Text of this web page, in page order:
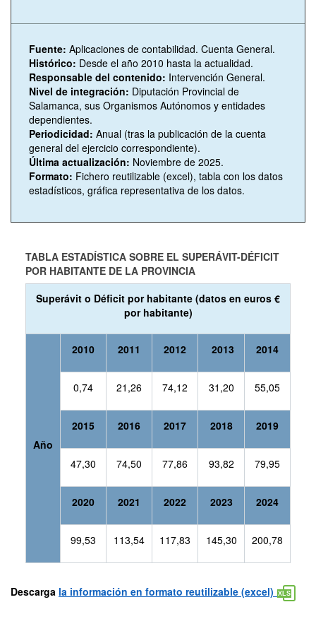
Fuente: Aplicaciones de contabilidad. Cuenta General.
Histórico: Desde el año 2010 hasta la actualidad.
Responsable del contenido: Intervención General.
Nivel de integración: Diputación Provincial de
Salamanca, sus Organismos Autónomos y entidades
dependientes.
Periodicidad: Anual (tras la publicación de la cuenta
general del ejercicio correspondiente).
Última actualización: Noviembre de 2025.
Formato: Fichero reutilizable (excel), tabla con los datos
estadísticos, gráfica representativa de los datos.
TABLA ESTADÍSTICA SOBRE EL SUPERÁVIT-DÉFICIT
POR HABITANTE DE LA PROVINCIA
Superávit o Déficit por habitante (datos en euros €
por habitante)
Año
2010 2011 2012 2013 2014
0,74 21,26 74,12 31,20 55,05
2015 2016 2017 2018 2019
47,30 74,50 77,86 93,82 79,95
2020 2021 2022 2023 2024
99,53 113,54 117,83 145,30 200,78
Descarga la información en formato reutilizable (excel)